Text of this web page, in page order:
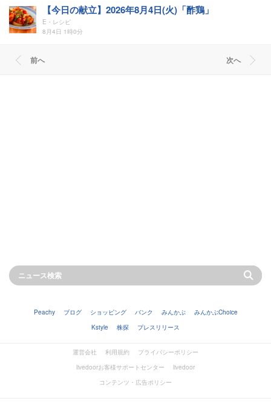
【今日の献立】2026年8月4日(火)「酢鶏」
E・レシピ
8月4日 1時0分
前へ 次へ
Peachy ブログ ショッピング バンク みんかぶ
みんかぶChoice
Kstyle
株探 プレスリリース
運営会社 利用規約
プライバシーポリシー
livedoorお客様サポートセンター
livedoor
コンテンツ・広告ポリシー